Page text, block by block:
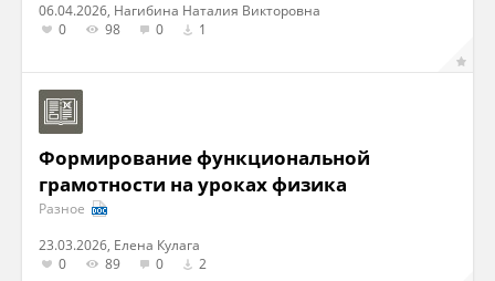
06.04.2026, Нагибина Наталия Викторовна
0
98 0 1
Формирование функциональной
грамотности на уроках физика
Разное
23.03.2026, Елена Кулага
0
89 0 2